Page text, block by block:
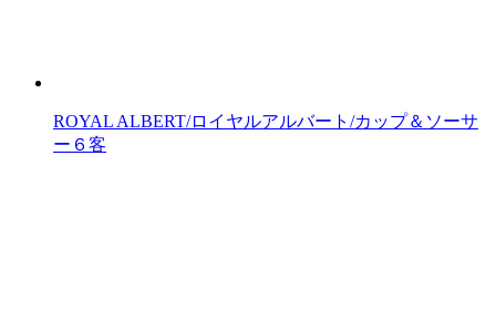
ROYAL ALBERT/ロイヤルアルバート/カップ＆ソーサ
ー６客